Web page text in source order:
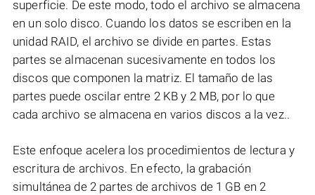
superficie. De este modo, todo el archivo se almacena
en un solo disco. Cuando los datos se escriben en la
unidad RAID, el archivo se divide en partes. Estas
partes se almacenan sucesivamente en todos los
discos que componen la matriz. El tamaño de las
partes puede oscilar entre 2 KB y 2 MB, por lo que
cada archivo se almacena en varios discos a la vez..
Este enfoque acelera los procedimientos de lectura y
escritura de archivos. En efecto, la grabación
simultánea de 2 partes de archivos de 1 GB en 2